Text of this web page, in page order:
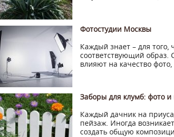
Фотостудии Москвы
Каждый знает – для
соответствующий образ.
влияют на качество
Заборы для клумб: фото и
Каждый дачник на
пейзаж. Иногда
создать общую